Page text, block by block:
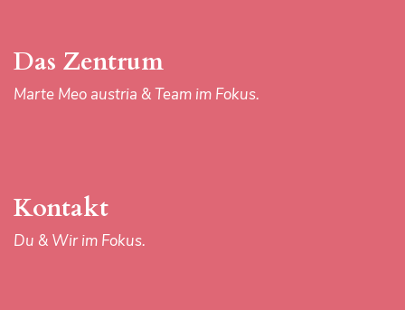
Download-Center
Materialien im Fokus.
Das Zentrum
Marte Meo austria & Team im Fokus.
Kontakt
Du & Wir im Fokus.